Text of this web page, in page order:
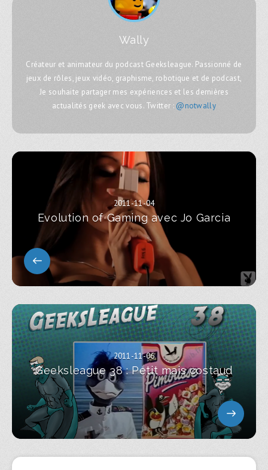
Wally
Créateur et animateur du podcast Geeksleague. Passionné de
jeux de rôles, jeux vidéo, graphisme, robotique et de podcast,
Je souhaite partager mes expériences et les dernières
actualités geek avec vous. Twitter : @notwally
2011-11-04
Evolution of Gaming avec Jo Garcia
2011-11-06
Geeksleague 38 : Petit mais costaud